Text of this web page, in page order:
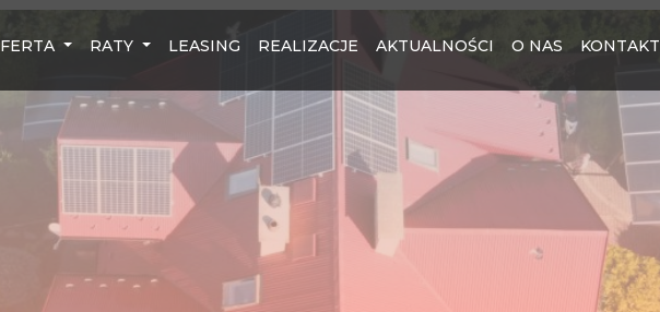
RATY LEASING REALIZACJE AKTUALNOŚCI O NAS KONTAKT